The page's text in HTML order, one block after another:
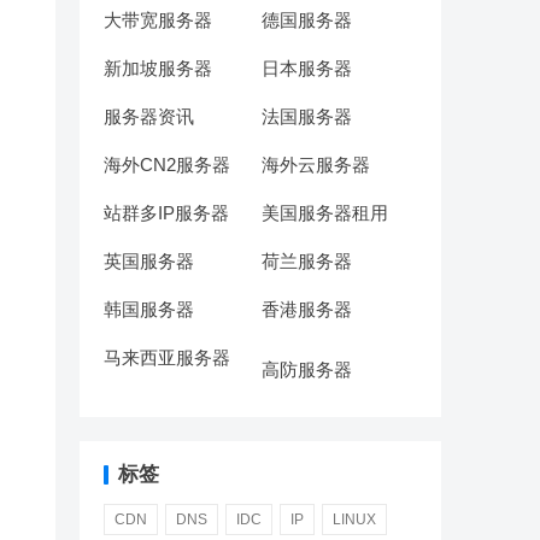
大带宽服务器 德国服务器
新加坡服务器 日本服务器
服务器资讯 法国服务器
海外CN2服务器 海外云服务器
站群多IP服务器 美国服务器租用
英国服务器 荷兰服务器
韩国服务器 香港服务器
马来西亚服务器
高防服务器
标签
CDN DNS IDC IP LINUX